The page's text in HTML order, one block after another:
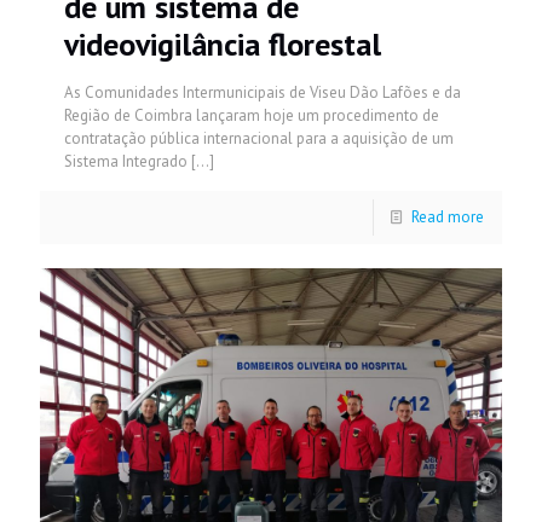
videovigilância florestal
As Comunidades Intermunicipais de Viseu Dão Lafões e da
Região de Coimbra lançaram hoje um procedimento de
contratação pública internacional para a aquisição de um
Sistema Integrado […]
Read more